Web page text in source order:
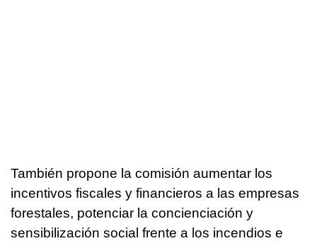
También propone la comisión aumentar los
incentivos fiscales y financieros a las empresas
forestales, potenciar la concienciación y
sensibilización social frente a los incendios e